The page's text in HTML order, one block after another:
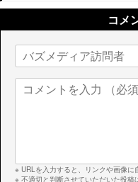
コメ
※ URLを入力すると、リンクや画像に
※ 不適切と判断させていただいた投稿